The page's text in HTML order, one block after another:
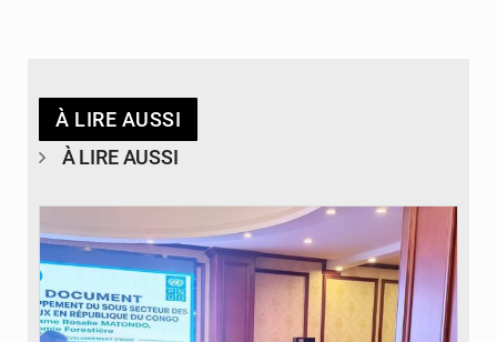
À LIRE AUSSI
À LIRE AUSSI